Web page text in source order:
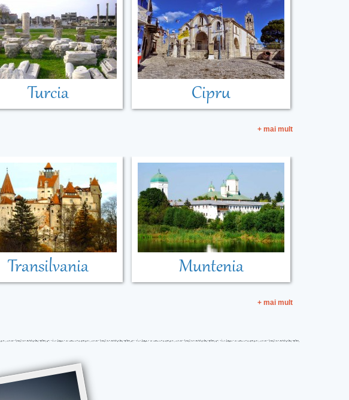
Turcia Cipru
+ mai mult
Transilvania Muntenia
+ mai mult